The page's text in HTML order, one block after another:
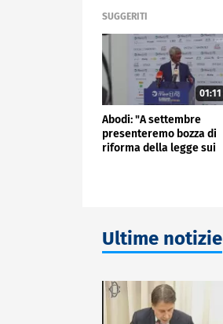
SUGGERITI
01:11
Abodi: "A settembre
presenteremo bozza di
riforma della legge sui
Ultime notizie